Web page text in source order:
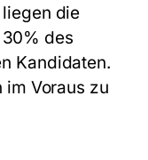
die
des
Kandidaten.
im Voraus zu